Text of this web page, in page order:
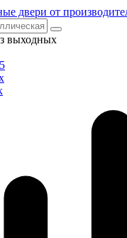
двери от
выходных